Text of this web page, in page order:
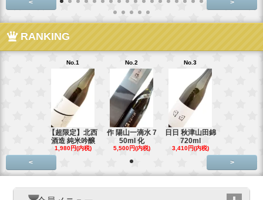
< >
RANKING
No.1
【超限定】北西
酒造 純米吟醸
1,980円(内税)
No.2
作 陽山一滴水 7
50ml 化
5,500円(内税)
No.3
日日 秋津山田錦
720ml
3,410円(内税)
< >